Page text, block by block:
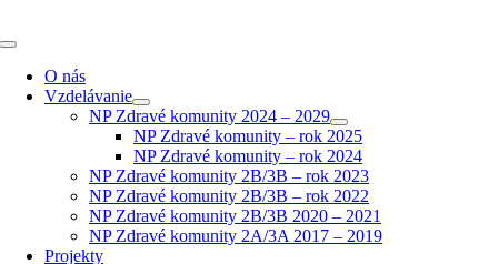
to
Toggle
Navigation
O nás
Vzdelávanie
NP Zdravé komunity 2024 – 2029
NP Zdravé komunity – rok 2025
NP Zdravé komunity – rok 2024
NP Zdravé komunity 2B/3B – rok 2023
NP Zdravé komunity 2B/3B – rok 2022
NP Zdravé komunity 2B/3B 2020 – 2021
NP Zdravé komunity 2A/3A 2017 – 2019
Projekty